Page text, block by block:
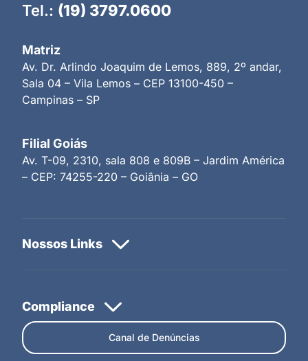
Tel.: (19) 3797.0600
Matriz
Av. Dr. Arlindo Joaquim de Lemos, 889, 2º andar,
Sala 04 – Vila Lemos – CEP 13100-450 –
Campinas – SP
Filial Goiás
Av. T-09, 2310, sala 808 e 809B – Jardim América
– CEP: 74255-220 – Goiânia – GO
Canal de Denúncias